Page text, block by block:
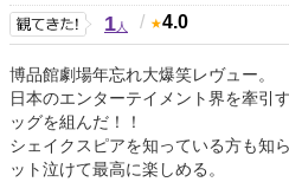
1人 / 4.0
博品館劇場年忘れ大爆笑レヴュー。
日本のエンターテイメント界を牽引
ッグを組んだ！！
シェイクスピアを知っている方も知
ット泣けて最高に楽しめる。